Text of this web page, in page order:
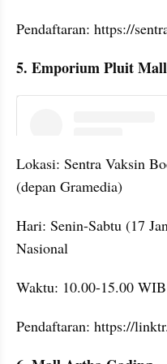
Pendaftaran: https://
5. Emporium Pluit Mall
Lokasi: Sentra Vaksin
(depan Gramedia)
Hari: Senin-Sabtu (17
Nasional
Waktu: 10.00-15.00 WIB
Pendaftaran: https://